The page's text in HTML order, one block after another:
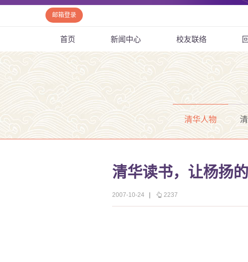
邮箱登录
首页 新闻中心 校友联络
清华人物
清华读书，让杨扬
2007-10-24 2237